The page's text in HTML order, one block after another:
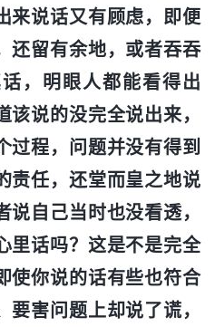
来说话又有顾虑，即便
还留有余地，或者吞吞
，明眼人都能看得出
说的没完全说出来，
过程，问题并没有得到
责任，还堂而皇之地说
自己当时也没看透，
里话吗？这是不是完全
使你说的话有些也符合
害问题上却说了谎，